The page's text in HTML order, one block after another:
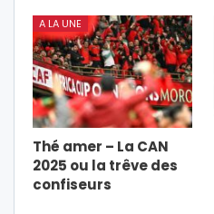
A LA UNE
Thé amer – La CAN
2025 ou la trêve des
confiseurs